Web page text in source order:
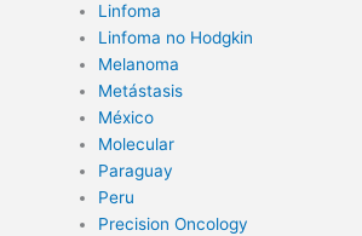
Linfoma
Linfoma no Hodgkin
Melanoma
Metástasis
México
Molecular
Paraguay
Peru
Precision Oncology